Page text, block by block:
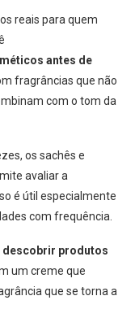
reais para quem
antes de
fragrâncias que não
com o tom da
os sachês e
avaliar a
é útil especialmente
com frequência.
descobrir produtos
um creme que
que se torna a